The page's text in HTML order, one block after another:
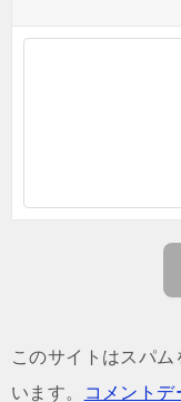
このサイトはスパ
います。
コメント